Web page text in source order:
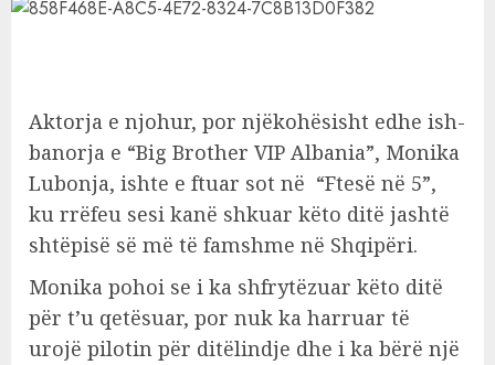
Aktorja e njohur, por njëkohësisht edhe ish-
banorja e “Big Brother VIP Albania”, Monika
Lubonja, ishte e ftuar sot në “Ftesë në 5”,
ku rrëfeu sesi kanë shkuar këto ditë jashtë
shtëpisë së më të famshme në Shqipëri.
Monika pohoi se i ka shfrytëzuar këto ditë
për t’u qetësuar, por nuk ka harruar të
urojë pilotin për ditëlindje dhe i ka bërë një